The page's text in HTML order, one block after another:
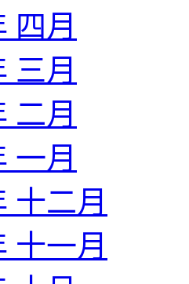
四月
三月
二月
一月
十二月
十一月